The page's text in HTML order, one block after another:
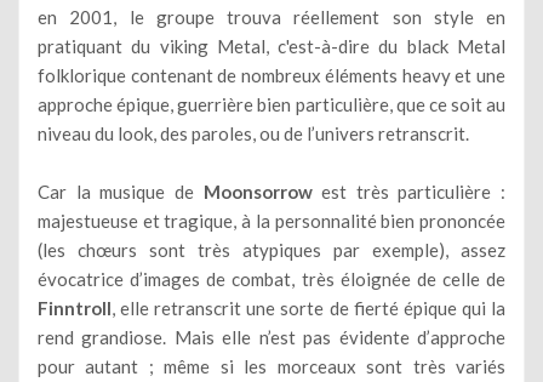
en 2001, le groupe trouva réellement son style en
pratiquant du viking Metal, c'est-à-dire du black Metal
folklorique contenant de nombreux éléments heavy et une
approche épique, guerrière bien particulière, que ce soit au
niveau du look, des paroles, ou de l’univers retranscrit.
Car la musique de Moonsorrowest très particulière :
majestueuse et tragique, à la personnalité bien prononcée
(les chœurs sont très atypiques par exemple), assez
évocatrice d’images de combat, très éloignée de celle de
Finntroll, elle retranscrit une sorte de fierté épique qui la
rend grandiose. Mais elle n’est pas évidente d’approche
pour autant ; même si les morceaux sont très variés